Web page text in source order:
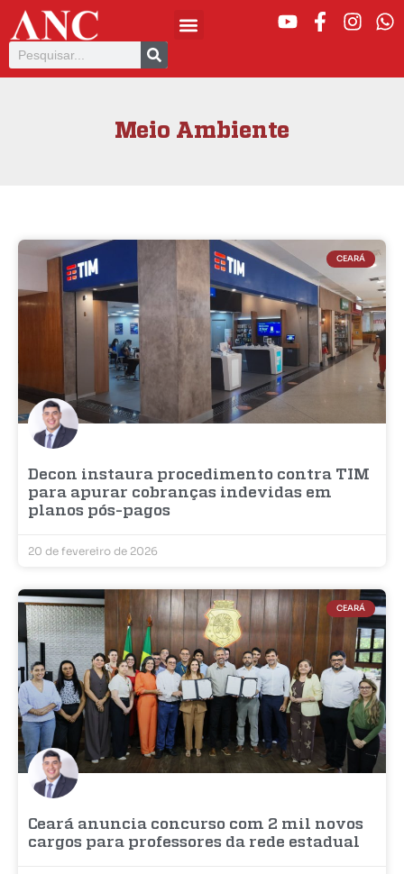
Meio Ambiente
CEARÁ
Decon instaura procedimento contra TIM
para apurar cobranças indevidas em
planos pós-pagos
20 de fevereiro de 2026
CEARÁ
Ceará anuncia concurso com 2 mil novos
cargos para professores da rede estadual